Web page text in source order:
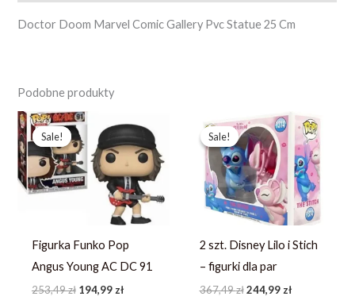
Doctor Doom Marvel Comic Gallery Pvc Statue 25 Cm
Podobne produkty
Sale!
Sale!
Figurka Funko Pop
Angus Young AC DC 91
253,49zł
Pierwotna
cena
wynosiła:
253,49 zł.
194,99 zł
cena
wynosi:
194,99 zł.
Sale!
Sale!
2 szt. Disney Lilo i Stich
– figurki dla par
367,49zł
Pierwotna
cena
wynosiła:
367,49 zł.
244,99 zł
Aktualna
cena
wynosi:
244,99 zł.